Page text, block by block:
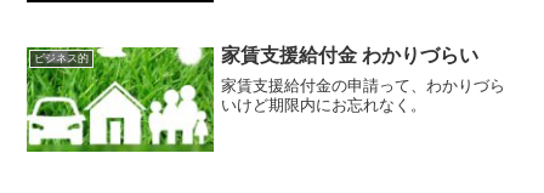
ビジネス的 家賃支援給付金 わかりづらい
家賃支援給付金の申請って、わかりづら
いけど期限内にお忘れなく。